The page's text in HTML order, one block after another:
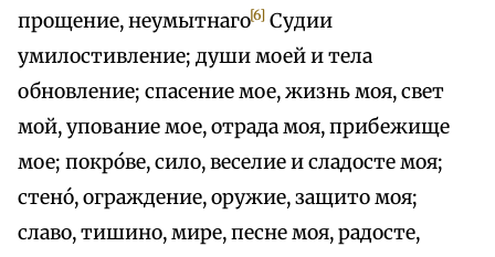
прощение, неумытнаго[6] Судии
умилостивление; души моей и тела
обновление; спасение мое, жизнь моя, свет
мой, упование мое, отрада моя, прибежище
мое; покро́ве, сило, веселие и сладосте моя;
стено́, ограждение, оружие, защито моя;
славо, тишино, мире, песне моя, радосте,